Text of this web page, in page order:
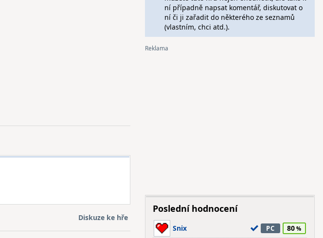
Diskuze ke hře
ní případně napsat komentář, diskutovat o
ní či ji zařadit do některého ze seznamů
(vlastním, chci atd.).
Poslední hodnocení
Snix PC 80